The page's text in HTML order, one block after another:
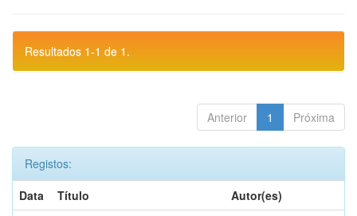
Resultados 1-1 de 1.
Anterior 1 Próxima
Registos:
Data
Título
Autor(es)